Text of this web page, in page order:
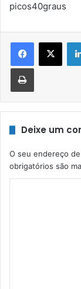
picos40graus
Imprimir
Deixe um
O seu endereço
obrigatórios são